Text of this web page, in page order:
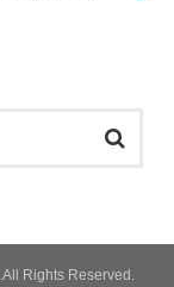
.All Rights Reserved.